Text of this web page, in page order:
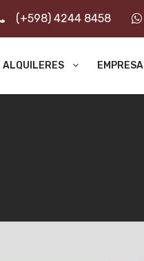
(+598) 4244 8458
ALQUILERES EMPRESA